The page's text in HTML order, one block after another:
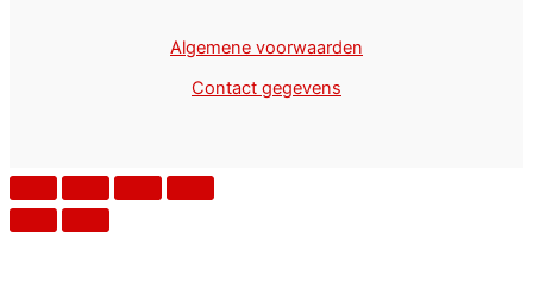
Algemene voorwaarden
Contact gegevens